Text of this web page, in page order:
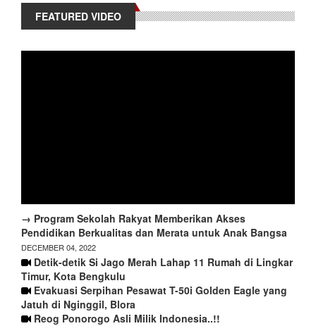
FEATURED VIDEO
→ Program Sekolah Rakyat Memberikan Akses
Pendidikan Berkualitas dan Merata untuk Anak Bangsa
DECEMBER 04, 2022
Detik-detik Si Jago Merah Lahap 11 Rumah di Lingkar
Timur, Kota Bengkulu
Evakuasi Serpihan Pesawat T-50i Golden Eagle yang
Jatuh di Nginggil, Blora
Reog Ponorogo Asli Milik Indonesia..!!